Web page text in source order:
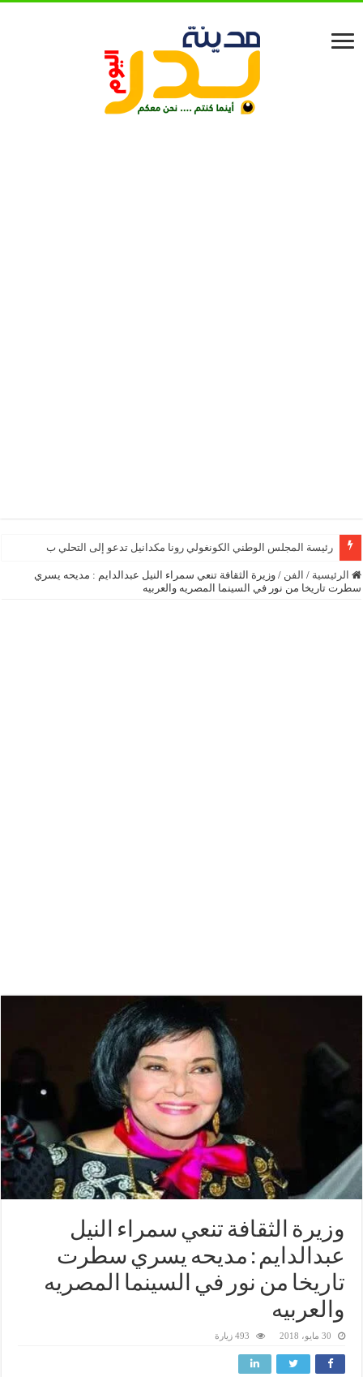
رئيسة المجلس الوطني الكونغولي رونا مكدانيل تدعو إلى التحلي بالصبر حتى يمكن
الرئيسية / الفن / وزيرة الثقافة تنعي سمراء النيل عبدالدايم : مديحه يسري
سطرت تاريخا من نور في السينما المصريه والعربيه
وزيرة الثقافة تنعي سمراء النيل
عبدالدايم : مديحه يسري سطرت
تاريخا من نور في السينما المصريه
والعربيه
30 مايو، 2018 493 زيارة